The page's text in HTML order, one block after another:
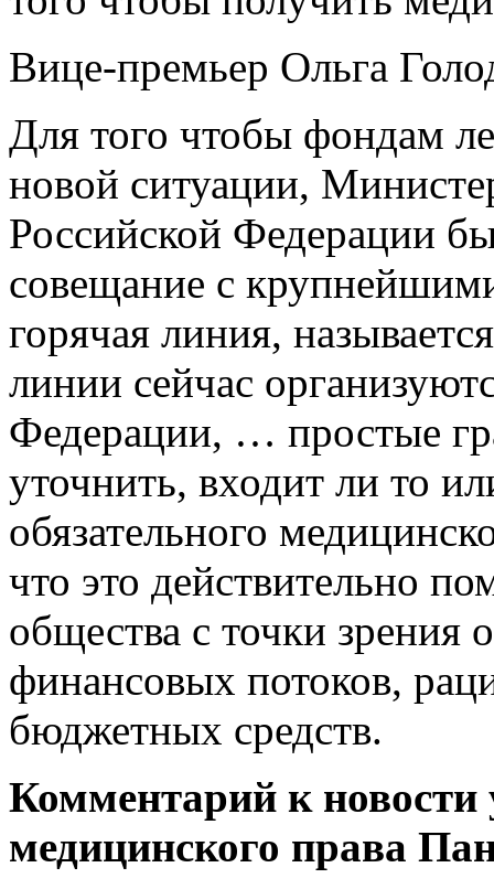
Вице-премьер Ольга
Для того чтобы фондам
новой ситуации,
Российской Федерации
совещание с
горячая линия,
линии сейчас
Федерации, … простые
уточнить, входит ли то
обязательного
что это действительно
общества с точки
финансовых потоков,
бюджетных средств.
Комментарий к
медицинского права